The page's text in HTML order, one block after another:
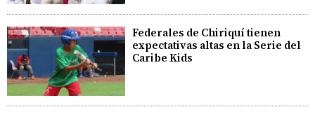
Federales de Chiriquí tienen
expectativas altas en la Serie del
Caribe Kids